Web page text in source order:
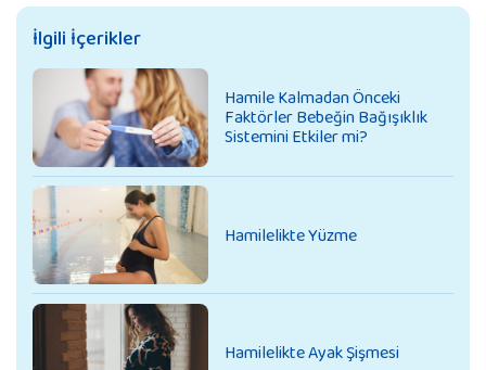
İlgili İçerikler
Hamile Kalmadan Önceki
Faktörler Bebeğin Bağışıklık
Sistemini Etkiler mi?
Hamilelikte Yüzme
Hamilelikte Ayak Şişmesi